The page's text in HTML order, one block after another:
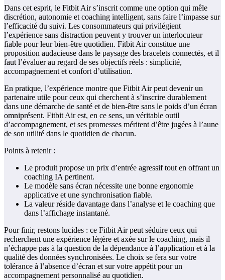
Dans cet esprit, le Fitbit Air s’inscrit comme une option qui mêle
discrétion, autonomie et coaching intelligent, sans faire l’impasse sur
l’efficacité du suivi. Les consommateurs qui privilégient
l’expérience sans distraction peuvent y trouver un interlocuteur
fiable pour leur bien-être quotidien. Fitbit Air constitue une
proposition audacieuse dans le paysage des bracelets connectés, et il
faut l’évaluer au regard de ses objectifs réels : simplicité,
accompagnement et confort d’utilisation.
En pratique, l’expérience montre que Fitbit Air peut devenir un
partenaire utile pour ceux qui cherchent à s’inscrire durablement
dans une démarche de santé et de bien-être sans le poids d’un écran
omniprésent. Fitbit Air est, en ce sens, un véritable outil
d’accompagnement, et ses promesses méritent d’être jugées à l’aune
de son utilité dans le quotidien de chacun.
Points à retenir :
Le produit propose un prix d’entrée agressif tout en offrant un
coaching IA pertinent.
Le modèle sans écran nécessite une bonne ergonomie
applicative et une synchronisation fiable.
La valeur réside davantage dans l’analyse et le coaching que
dans l’affichage instantané.
Pour finir, restons lucides : ce Fitbit Air peut séduire ceux qui
recherchent une expérience légère et axée sur le coaching, mais il
n’échappe pas à la question de la dépendance à l’application et à la
qualité des données synchronisées. Le choix se fera sur votre
tolérance à l’absence d’écran et sur votre appétit pour un
accompagnement personnalisé au quotidien.